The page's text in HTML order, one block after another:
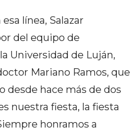
línea, Salazar
del equipo de
Universidad de Luján,
Mariano Ramos, que
desde hace más de dos
nuestra fiesta, la fiesta
honramos a